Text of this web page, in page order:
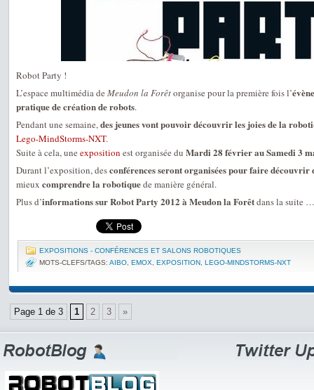
Robot Party !
L’espace multimédia de Meudon la Forêtorganise pour la première fois l’
pratique de création de robots.
Pendant une semaine,des jeunes vont pouvoir découvrir les joies de la
Lego-MindStorms-NXT.
Suite à cela, une exposition est organisée du Mardi 28 février au Samedi 3
Durant l’exposition, desconférences seront organisées pour faire
mieux comprendre la robotiquede manière général.
Plus d’informations sur Robot Party 2012 à Meudon la Forêtdans la suite …
EXPOSITIONS - CONFÉRENCES ET SALONS ROBOTIQUES
MOTS-CLEFS/TAGS: AIBO EMOX EXPOSITION LEGO-MINDSTORMS-NXT
Page 1 de 3 1 2 3 »